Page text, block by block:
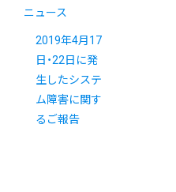
ニュース
2019年4月17
日・22日に発
生したシステ
ム障害に関す
るご報告